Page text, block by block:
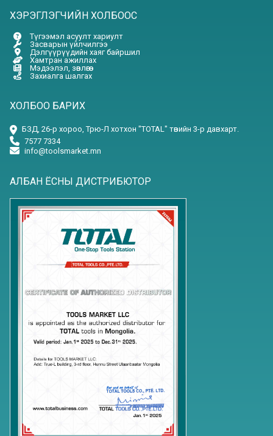
ХЭРЭГЛЭГЧИЙН ХОЛБООС
Түгээмэл асуулт хариулт
Засварын үйлчилгээ
Дэлгүүрүүдийн хаяг байршил
Хамтран ажиллах
Мэдээлэл, зөвлөгөө
Захиалга шалгах
ХОЛБОО БАРИХ
БЗД, 26-р хороо, Трю-Л хотхон "TOTAL" төвийн 3-р давхарт.
7577 7334
info@toolsmarket.mn
АЛБАН ЁСНЫ ДИСТРИБЮТОР